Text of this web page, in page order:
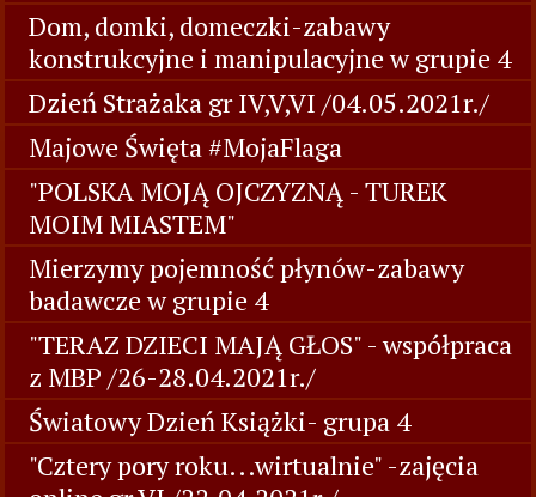
Dom, domki, domeczki-zabawy
konstrukcyjne i manipulacyjne w grupie 4
Dzień Strażaka gr IV,V,VI /04.05.2021r./
Majowe Święta #MojaFlaga
"POLSKA MOJĄ OJCZYZNĄ - TUREK
MOIM MIASTEM"
Mierzymy pojemność płynów-zabawy
badawcze w grupie 4
"TERAZ DZIECI MAJĄ GŁOS" - współpraca
z MBP /26-28.04.2021r./
Światowy Dzień Książki- grupa 4
"Cztery pory roku...wirtualnie" -zajęcia